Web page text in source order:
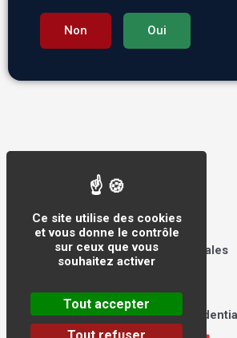
Non Oui
Tralalere © 2026
Mentions légales
CGV
Politique de
Ce site utilise des cookies
et vous donne le contrôle
sur ceux que vous
souhaitez activer
Tout accepter